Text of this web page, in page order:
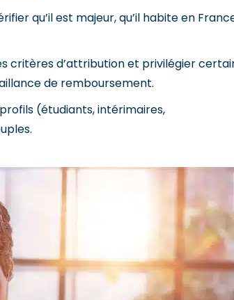
qu’il est majeur, qu’il habite en
critères d’attribution et privilégier
de remboursement.
(étudiants, intérimaires,